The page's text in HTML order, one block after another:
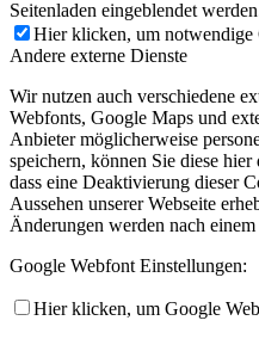
Seitenladen eingeblendet
Hier klicken, um notwendige
Andere externe Dienste
Wir nutzen auch verschiedene
Webfonts, Google Maps und
Anbieter möglicherweise
speichern, können Sie diese
dass eine Deaktivierung dieser
Aussehen unserer Webseite
Änderungen werden nach
Google Webfont Einstellungen:
Hier klicken, um Google